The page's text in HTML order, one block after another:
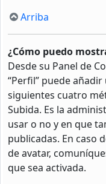
Arriba
¿Cómo puedo
Desde su Panel de
“Perfil” puede
siguientes cuatro
Subida. Es la
usar o no y en que
publicadas. En caso
de avatar,
que sea activada.